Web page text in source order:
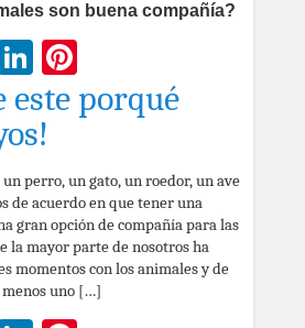
son buena compañía?
LinkedIn
este porqué
perro, un gato, un roedor, un ave
de acuerdo en que tener una
gran opción de compañía para las
la mayor parte de nosotros ha
momentos con los animales y de
uno […]